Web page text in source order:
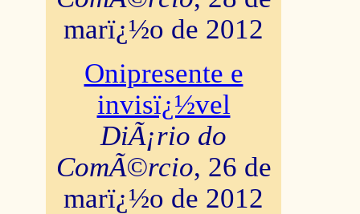
marï¿½o de 2012
Onipresente e
invisï¿½vel
DiÃ¡rio do
ComÃ©rcio, 26 de
marï¿½o de 2012